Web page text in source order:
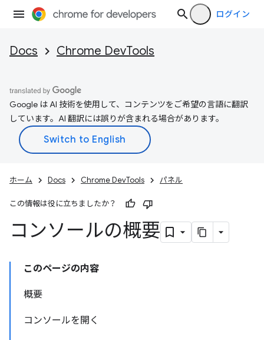
ログイン
Docs Chrome DevTools
Google は AI 技術を使用して、コンテンツをご希望の言語に翻訳
しています。AI 翻訳には誤りが含まれる場合があります。
ホーム Docs Chrome DevTools パネル
この情報は役に立ちましたか？
コンソールの概要
このページの内容
概要
コンソールを開く